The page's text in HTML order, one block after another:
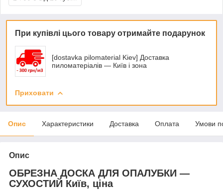
При купівлі цього товару отримайте подарунок
[dostavka pilomaterial Kiev] Доставка
пиломатеріалів — Київ і зона
Приховати
Опис Характеристики Доставка Оплата Умови
Опис
ОБРЕЗНА ДОСКА ДЛЯ ОПАЛУБКИ —
СУХОСТИЙ Київ, ціна